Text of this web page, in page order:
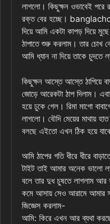
লাগলো। কিছুক্ষন ওভাবেই পরে
রক্ত বের হচ্ছে।
দিয়ে আমি একটা কাপড় দিয়ে
ঠাপাতে শুরু করলাম। তার চোখ
আমি ধ্যান না দিয়ে তাকে চুদতে
কিছুক্ষন আস্তে আস্তে ঠাপিয়ে
জোড়ে আরেকটা ঠাপ দিলাম।
হয়ে ঢুকে গেল। রিমা মাগো
লাগলো। বৌদি মেয়ের মাথায়
বলছে এইতো এখন ঠিক হয়ে
আমি ঠাপের গতি ধীরে ধীরে
টাইট তাই আমার অনেক ভালো
বলে তার দুধ চুষতে লাগলাম আর
কমে আসায় সেও আরামে আমার
জিজ্ঞেস করলাম-
আমি: কিরে এখন আর ব্যথা